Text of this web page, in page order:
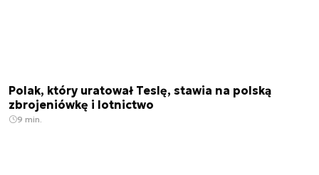
Polak, który uratował Teslę, stawia na polską
zbrojeniówkę i lotnictwo
9 min.